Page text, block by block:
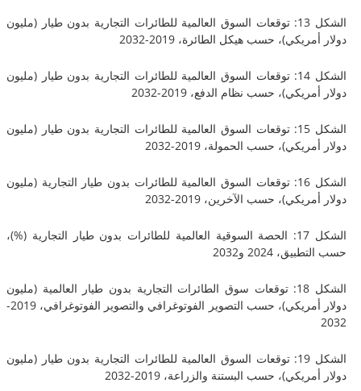
الشكل 13: توقعات السوق العالمية للطائرات التجارية بدون طيار (مليون
حسب هيكل الطائرة، 2019-2032
الشكل 14: توقعات السوق العالمية للطائرات التجارية بدون طيار (مليون
حسب نظام الدفع، 2019-2032
الشكل 15: توقعات السوق العالمية للطائرات التجارية بدون طيار (مليون
حسب الحمولة، 2019-2032
الشكل 16: توقعات السوق العالمية للطائرات بدون طيار التجارية (مليون
حسب الآخرين، 2019-2032
الشكل 17: الحصة السوقية العالمية للطائرات بدون طيار التجارية (%)،
2024 و2032
الشكل 18: توقعات سوق الطائرات التجارية بدون طيار العالمية (مليون
دولار أمريكي)، حسب التصوير الفوتوغرافي والتصوير الفوتوغرافي، 2019-
الشكل 19: توقعات السوق العالمية للطائرات التجارية بدون طيار (مليون
حسب البستنة والزراعة، 2019-2032